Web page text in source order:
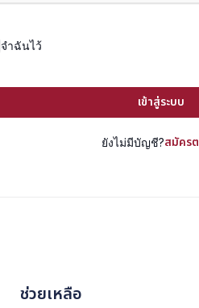
จำฉันไว้
เข้าสู่ระบบ
ยังไม่มีบัญชี?สมัคร
ช่วยเหลือ